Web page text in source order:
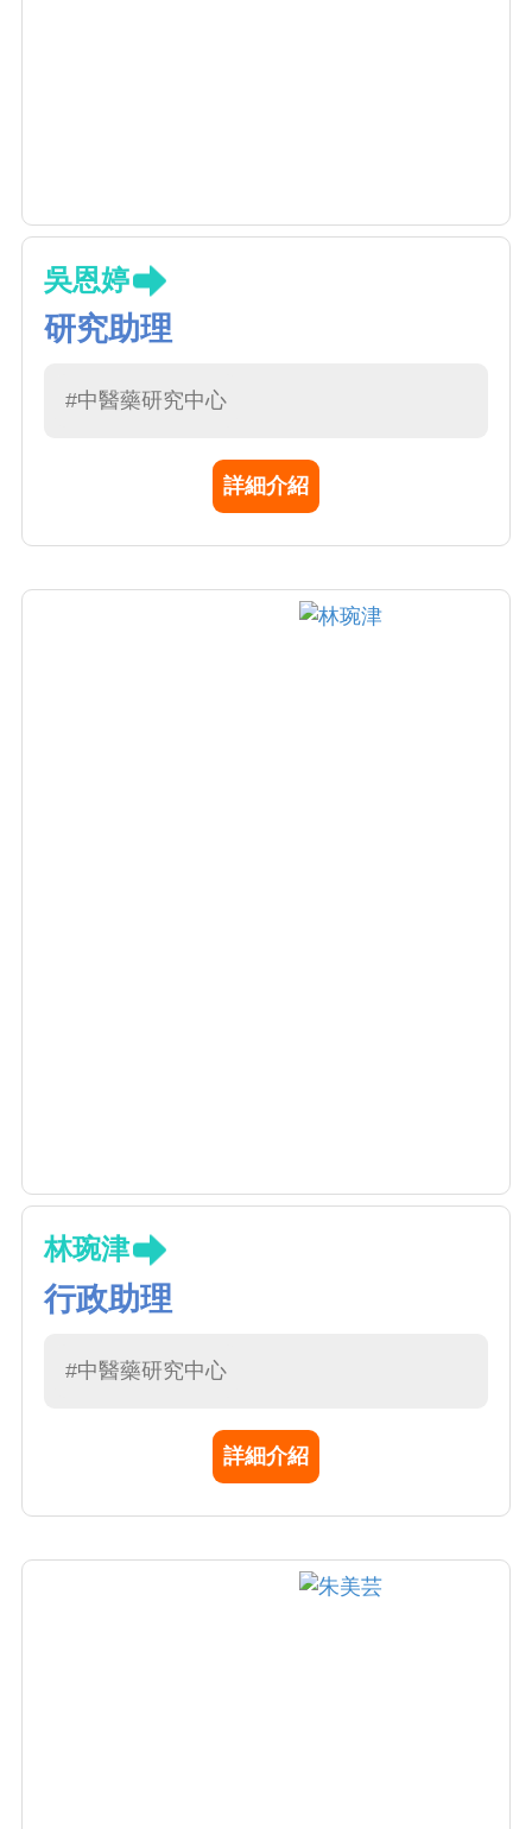
吳恩婷
研究助理
#中醫藥研究中心
詳細介紹
林琬津
行政助理
#中醫藥研究中心
詳細介紹